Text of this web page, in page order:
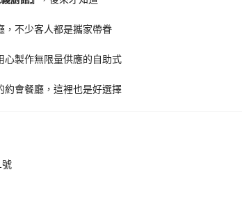
，不少客人都是攜家帶眷
心製作無限量供應的自助式
約會餐廳，這裡也是好選擇
號